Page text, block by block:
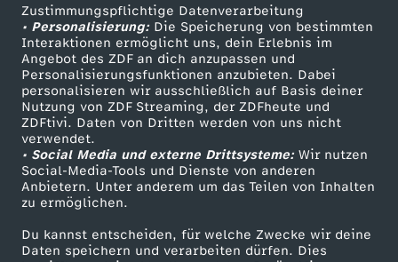
Zustimmungspflichtige Datenverarbeitung
• Personalisierung:Die Speicherung von bestimmten
Interaktionen ermöglicht uns, dein Erlebnis im
Angebot des ZDF an dich anzupassen und
Personalisierungsfunktionen anzubieten. Dabei
personalisieren wir ausschließlich auf Basis deiner
Nutzung von ZDF Streaming, der ZDFheute und
ZDFtivi. Daten von Dritten werden von uns nicht
verwendet.
• Social Media und externe Drittsysteme:Wir nutzen
Social-Media-Tools und Dienste von anderen
Anbietern. Unter anderem um das Teilen von Inhalten
zu ermöglichen.
Du kannst entscheiden, für welche Zwecke wir deine
Daten speichern und verarbeiten dürfen. Dies
u
p
-
S
z
e
Livestreams
Sendungen A-Z
TV-Programm
Zuschauerservice
Hilfe
ZDF Unternehmen
Karriere
ZDF goes Schule